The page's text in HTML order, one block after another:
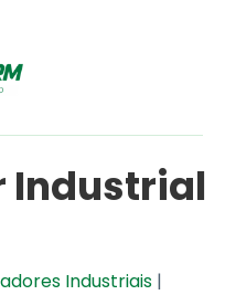
Industrial
Industriais |